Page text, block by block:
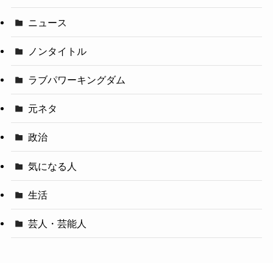
ニュース
ノンタイトル
ラブパワーキングダム
元ネタ
政治
気になる人
生活
芸人・芸能人